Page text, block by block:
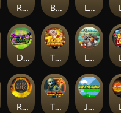
Ronin Stackways Born Wild LE ZEUS
DONNY AND DANNY TIGER LEGENDS Le Fisherman
Raidmark The Lost Book of Mummy’s Curse Jumpasaurs